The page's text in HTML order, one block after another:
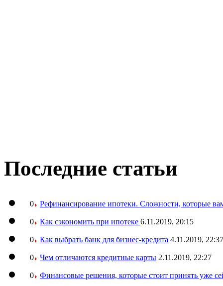
Последние статьи
0 Рефинансирование ипотеки. Сложности, которые
0 Как сэкономить при ипотеке 6.11.2019, 20:15
0 Как выбрать банк для бизнес-кредита 4.11.2019, 22:37
0 Чем отличаются кредитные карты 2.11.2019, 22:27
0 Финансовые решения, которые стоит принять уже